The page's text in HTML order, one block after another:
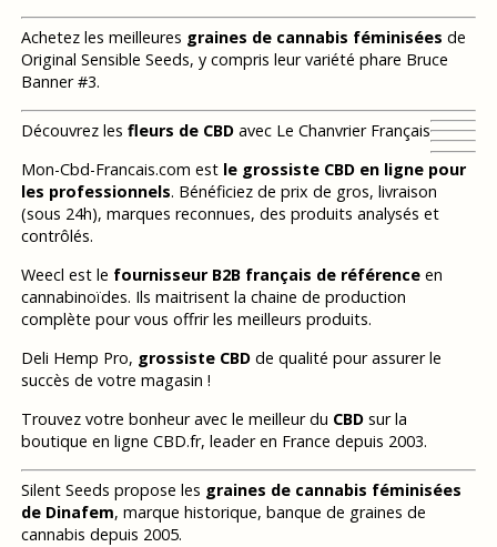
Achetez les meilleures graines de cannabis féminisées de
Original Sensible Seeds, y compris leur variété phare Bruce
Banner #3.
Découvrez les fleurs de CBDavec Le Chanvrier Français
Mon-Cbd-Francais.com est le grossiste CBD en ligne pour
les professionnels. Bénéficiez de prix de gros, livraison
(sous 24h), marques reconnues, des produits analysés et
contrôlés.
Weecl est le fournisseur B2B français de référenceen
cannabinoïdes. Ils maitrisent la chaine de production
complète pour vous offrir les meilleurs produits.
Deli Hemp Pro, grossiste CBDde qualité pour assurer le
succès de votre magasin !
Trouvez votre bonheur avec le meilleur du CBDsur la
boutique en ligne CBD.fr, leader en France depuis 2003.
Silent Seeds propose les graines de cannabis féminisées
de Dinafem, marque historique, banque de graines de
cannabis depuis 2005.